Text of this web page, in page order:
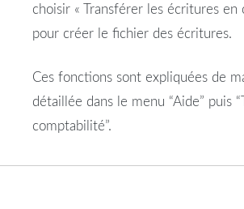
choisir «
Transférer les écritures en
pour créer le fichier des écritures.
Ces fonctions sont expliquées de
détaillée dans le menu “Aide” puis
comptabilité”.